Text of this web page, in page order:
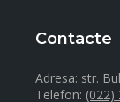
Contacte
Adresa: str.
Telefon: (022)